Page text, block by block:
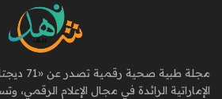
مجلة طبية
الإماراتية الرائدة في مجال الإعلام الرقمي،